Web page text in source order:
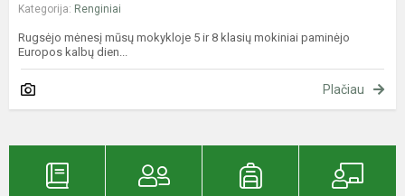
Kategorija: Renginiai
Rugsėjo mėnesį mūsų mokykloje 5 ir 8 klasių mokiniai paminėjo
Europos kalbų dien...
Plačiau